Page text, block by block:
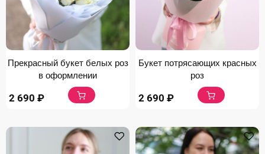
Прекрасный букет белых роз
в оформлении
2 690 ₽
Букет потрясающих красных
роз
2 690 ₽